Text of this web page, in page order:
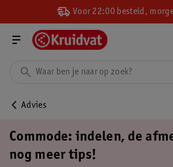
Voor 22:00 besteld,
Advies
Commode: indelen, de
nog meer tips!